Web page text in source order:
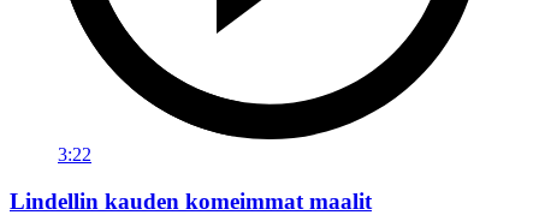
3:22
Lindellin kauden komeimmat maalit